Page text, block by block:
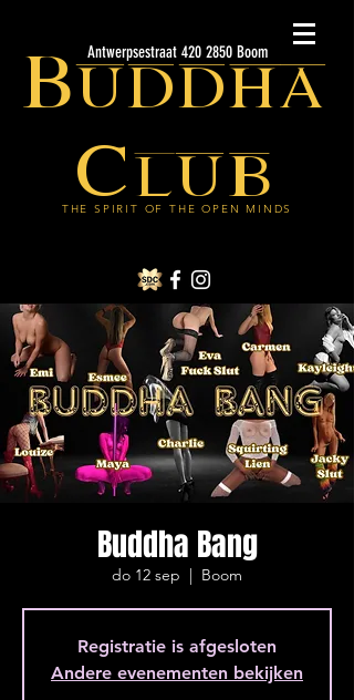
Buddha
Club
THE SPIRIT OF THE OPEN MINDS
Antwerpsestraat 420 2850 Boom
Buddha Bang
do 12 sep
  |
Boom
Registratie is afgesloten
Andere evenementen bekijken